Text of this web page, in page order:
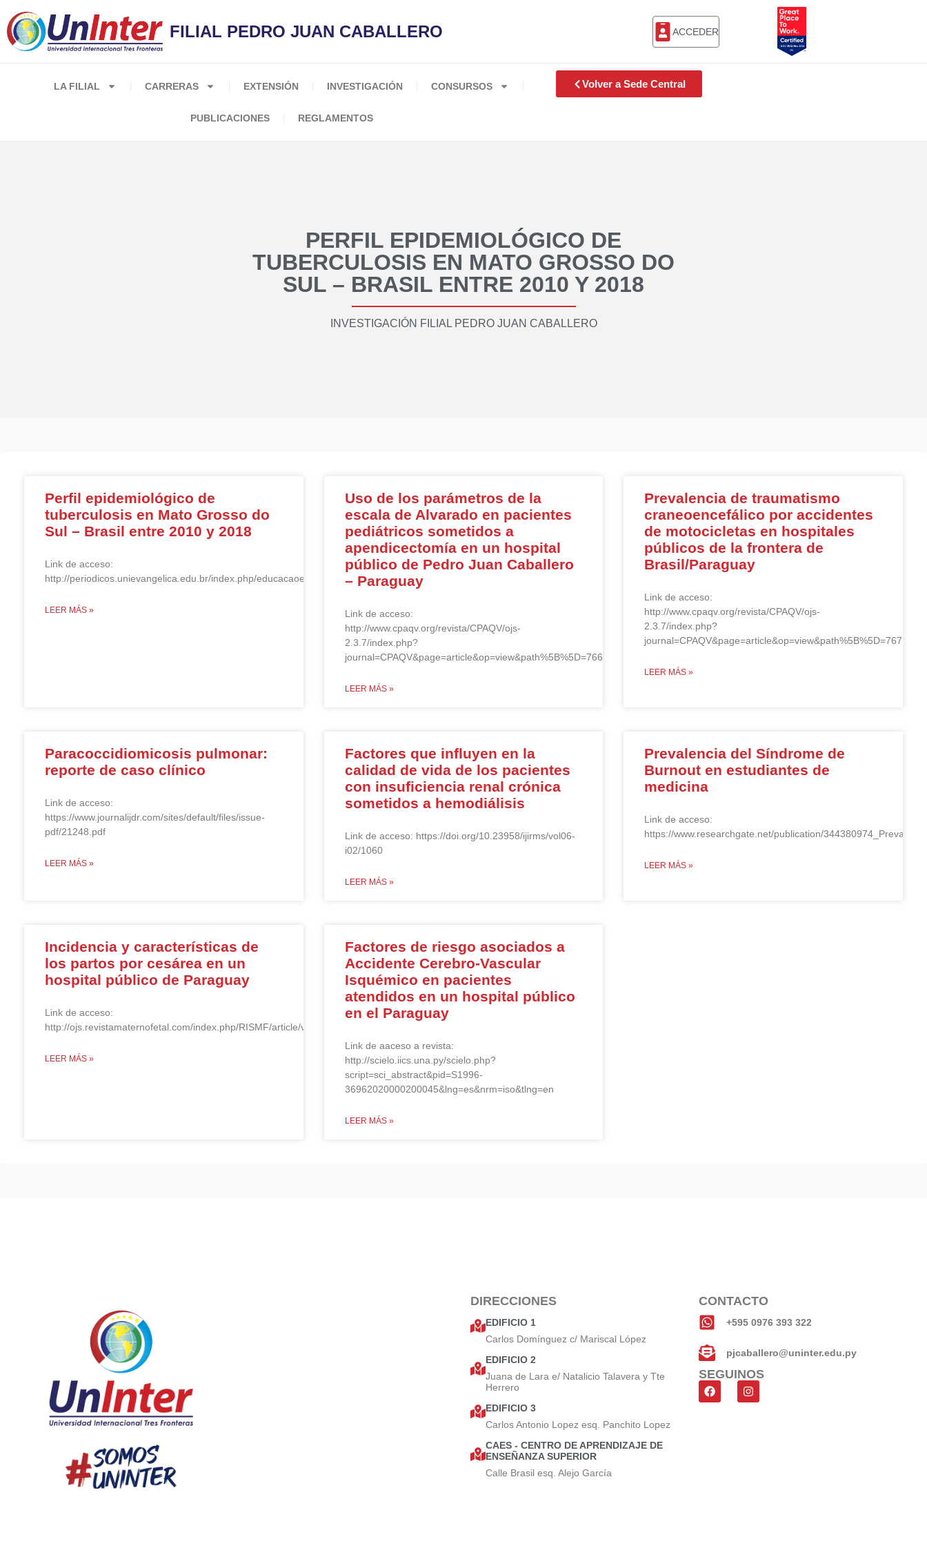
FILIAL PEDRO JUAN CABALLERO ACCEDER
LA FILIAL CARRERAS EXTENSIÓN INVESTIGACIÓN CONSURSOS
PUBLICACIONES REGLAMENTOS
Volver a Sede Central
PERFIL EPIDEMIOLÓGICO DE
TUBERCULOSIS EN MATO GROSSO DO
SUL – BRASIL ENTRE 2010 Y 2018
INVESTIGACIÓN FILIAL PEDRO JUAN CABALLERO
Perfil epidemiológico de
tuberculosis en Mato Grosso do
Sul – Brasil entre 2010 y 2018
Link de acceso:
http://periodicos.unievangelica.edu.br/index.php/educacaoemsaude/article/view/5563
LEER MÁS »
Uso de los parámetros de la
escala de Alvarado en pacientes
pediátricos sometidos a
apendicectomía en un hospital
público de Pedro Juan Caballero
– Paraguay
Link de acceso:
http://www.cpaqv.org/revista/CPAQV/ojs-
2.3.7/index.php?
journal=CPAQV&page=article&op=view&path%5B%5D=766
LEER MÁS »
Prevalencia de traumatismo
craneoencefálico por accidentes
de motocicletas en hospitales
públicos de la frontera de
Brasil/Paraguay
Link de acceso:
http://www.cpaqv.org/revista/CPAQV/ojs-
2.3.7/index.php?
journal=CPAQV&page=article&op=view&path%5B%5D=767
LEER MÁS »
Paracoccidiomicosis pulmonar:
reporte de caso clínico
Link de acceso:
https://www.journalijdr.com/sites/default/files/issue-
pdf/21248.pdf
LEER MÁS »
Factores que influyen en la
calidad de vida de los pacientes
con insuficiencia renal crónica
sometidos a hemodiálisis
Link de acceso: https://doi.org/10.23958/ijirms/vol06-
i02/1060
LEER MÁS »
Prevalencia del Síndrome de
Burnout en estudiantes de
medicina
Link de acceso:
https://www.researchgate.net/publication/
LEER MÁS »
Incidencia y características de
los partos por cesárea en un
hospital público de Paraguay
Link de acceso:
http://ojs.revistamaternofetal.com/index.php/RISMF/article/view/167
LEER MÁS »
Factores de riesgo asociados a
Accidente Cerebro-Vascular
Isquémico en pacientes
atendidos en un hospital público
en el Paraguay
Link de aaceso a revista:
http://scielo.iics.una.py/scielo.php?
script=sci_abstract&pid=S1996-
36962020000200045&lng=es&nrm=iso&tlng=en
LEER MÁS »
DIRECCIONES
EDIFICIO 1
Carlos Domínguez c/ Mariscal López
EDIFICIO 2
Juana de Lara e/ Natalicio Talavera y Tte
Herrero
EDIFICIO 3
Carlos Antonio Lopez esq. Panchito Lopez
CAES - CENTRO DE APRENDIZAJE DE
ENSEÑANZA SUPERIOR
Calle Brasil esq. Alejo García
CONTACTO
+595 0976 393 322
pjcaballero@uninter.edu.py
SEGUINOS